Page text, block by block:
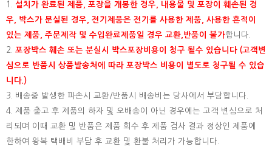
1. 설치가 완료된 제품, 포장을 개봉한 경우, 내용물 및 포장이 훼손된 경
우, 박스가 분실된 경우, 전기제품은 전기를 사용한 제품, 사용한 흔적이
있는 제품, 주문제작 및 수입완료제품일 경우 교환,반품이 불가합니다.
2. 포장박스 훼손 또는 분실시 박스포장비용이 청구 될수 있습니다 (고객변
심으로 반품시 상품발송처에 따라 포장박스 비용이 별도로 청구될 수 있습
니다.)
3. 배송중 발생한 파손시 교환/반품시 배송비는 당사에서 부담합니다.
4. 제품 출고 후 제품의 하자 및 오배송이 아닌 경우에는 고객 변심으로 처
리되며 이때 교환 및 반품은 제품 회수 후 제품 검사 결과 정상인 제품에
한하여 왕복 택배비 부담 후 교환 및 환불 처리가 가능합니다.